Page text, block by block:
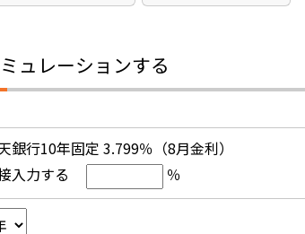
ュレーションする
銀行10年固定 3.799％（8月金利）
入力する
％